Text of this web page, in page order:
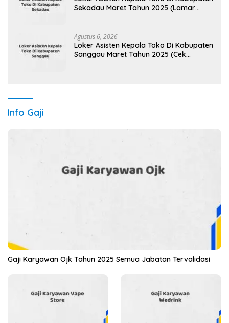
Sekadau Maret Tahun 2025 (Lamar
Agustus 6, 2026
Loker Asisten Kepala Toko Di Kabupaten
Sanggau Maret Tahun 2025 (Cek
Info Gaji
Gaji Karyawan Ojk Tahun 2025 Semua Jabatan Tervalidasi